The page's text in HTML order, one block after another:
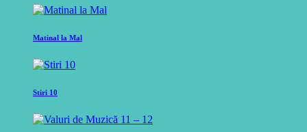
Matinal la Mal
Stiri 10